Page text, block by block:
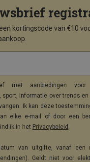
kortingscode van €10
met aanbiedingen voor
informatie over trends
Ik kan deze
elke e-mail of door een
ik in het Privacybeleid .
van uitgifte, vanaf een
Geldt niet voor